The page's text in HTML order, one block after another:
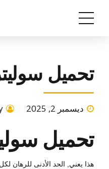
تحميل
ديسمبر 2, 2025
تحميل
هذا يعني, الحد الأدنى للرهان